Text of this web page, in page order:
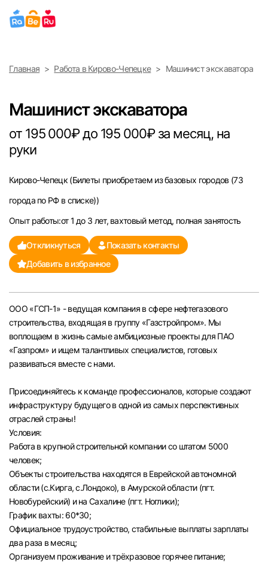
Выберите город
Санкт-Петербург
Ижевск
Саратов
Казань
Пермь
Самара
Волгоград
Ульяновск
Курган
Уфа
Главная Работа в Кирово-Чепецке Машинист экскаватора
Машинист экскаватора
от 195 000₽ до 195 000₽ за месяц, на
руки
Кирово-Чепецк (Билеты приобретаем из базовых городов (73
города по РФ в списке))
Опыт работы:от 1 до 3 лет, вахтовый метод, полная занятость
Откликнуться
Показать контакты
Добавить в избранное
ООО «ГСП-1» - ведущая компания в сфере нефтегазового
строительства, входящая в группу «Газстройпром». Мы
воплощаем в жизнь самые амбициозные проекты для ПАО
«Газпром» и ищем талантливых специалистов, готовых
развиваться вместе с нами.
Присоединяйтесь к команде профессионалов, которые создают
инфраструктуру будущего в одной из самых перспективных
отраслей страны!
Условия:
Работа в крупной строительной компании со штатом 5000
человек;
Объекты строительства находятся в Еврейской автономной
области (с.Кирга, с.Лондоко), в Амурской области (пгт.
Новобурейский) и на Сахалине (пгт. Ноглики);
График вахты: 60*30;
Официальное трудоустройство, стабильные выплаты зарплаты
два раза в месяц;
Организуем проживание и трёхразовое горячее питание;